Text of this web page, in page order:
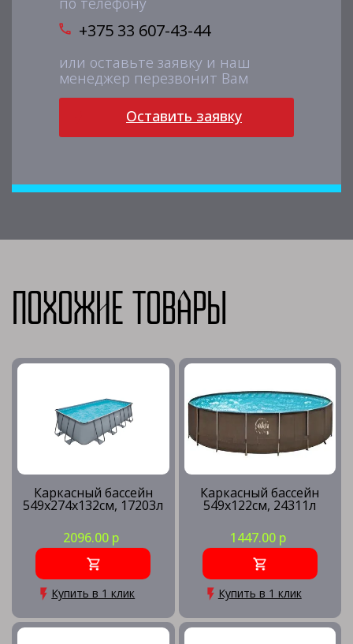
+375 33 607-43-44
или оставьте заявку и наш
менеджер перезвонит Вам
Оставить заявку
Похожие товары
Каркасный бассейн
549х274х132см, 17203л
2096.00 р
Купить в 1 клик
Каркасный бассейн
549х122см, 24311л
1447.00 р
Купить в 1 клик